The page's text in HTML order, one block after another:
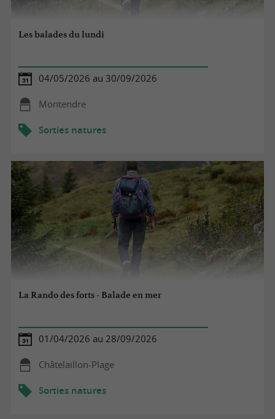
Les balades du lundi
04/05/2026 au 30/09/2026
Montendre
Sorties natures
La Rando des forts - Balade en mer
01/04/2026 au 28/09/2026
Châtelaillon-Plage
Sorties natures